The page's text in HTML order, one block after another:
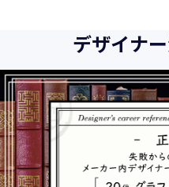
様、お取引先関係者の個人
材派遣サービス、人材紹介
他、利用者の皆さまの「活
創出」に利用しています。
情報などを従業者管理に利
て個人情報及び特定個人情
時に、個人情報などの保護
務と認識しております。そ
めた行動規範に基づき、社
デザイナ